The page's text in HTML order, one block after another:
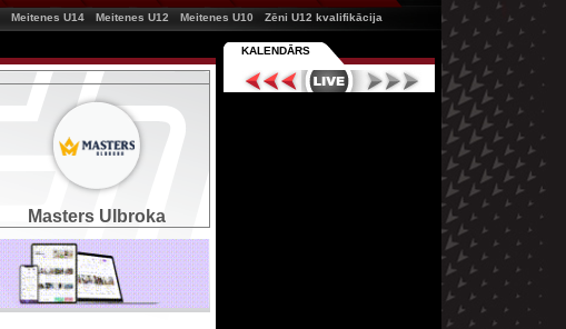
Meitenes U14 Meitenes U12 Meitenes U10 Zēni U12 kvalifikācija
Masters Ulbroka
KALENDĀRS